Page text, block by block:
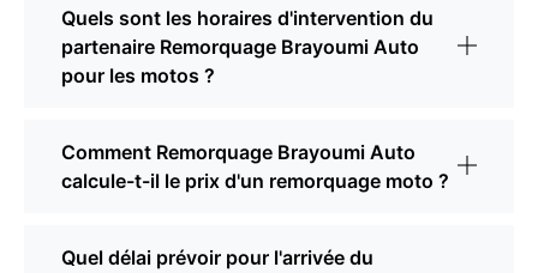
Quels sont les horaires d'intervention du
partenaire Remorquage Brayoumi Auto
pour les motos ?
Comment Remorquage Brayoumi Auto
calcule-t-il le prix d'un remorquage moto ?
Quel délai prévoir pour l'arrivée du